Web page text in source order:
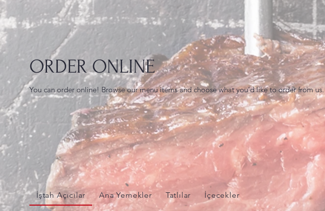
ORDER ONLINE
You can order online! Browse our menu items and choose what you’d like to order from us.
İştah Açıcılar Ana Yemekler Tatlılar İçecekler